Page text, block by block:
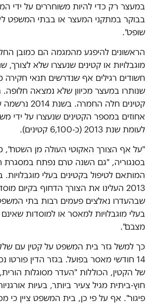
במעצר רק כדי להיות משוחררים על ידי
בבוקר במתקני המעצר או בבתי המשפט
שופט".
הראשונים להיפגע מהמגמה הם כמובן
מוגבלויות או קטינים שנעצרו שלא לצורך,
חשודים רגילים אף שנדרשים תנאי חקירה
שנותרו במעצר מכיוון שלא נמצאה
אחוזים במספר הקטינים שנעצרו על ידי
לעומת שנת 2013 (כ-6,100 קטינים).
"על אף הצורך האקוטי העולה מן השטח",
בסנגוריה, "גם השנה טרם נפתח במסגרת
המותאם לטיפול בקטינים בעלי
2013 העלינו את הצורך הדחוף בקיום
שבהעדרו נאלצים פעמים רבות בתי
בעלי מוגבלויות למאסר או למוסדות
מצבם".
כך למשל גזר בית המשפט על קטין עם
14 חודשי מאסר בפועל. בגזר הדין פורטו
של הקטין, הכוללות "העדר מסוגלות
חוץ-ביתית מגיל צעיר ביותר, בעיות
פיגור". אף על פי כן, בית המשפט ציין כי